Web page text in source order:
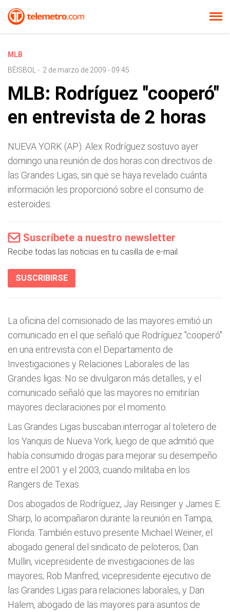
MLB
BÉISBOL
- 2 de marzo de 2009 - 09:45
MLB: Rodríguez "cooperó"
en entrevista de 2 horas
NUEVA YORK (AP). Alex Rodríguez sostuvo ayer
domingo una reunión de dos horas con directivos de
las Grandes Ligas, sin que se haya revelado cuánta
información les proporcionó sobre el consumo de
esteroides.
Suscríbete a nuestro newsletter
Recibe todas las noticias en tu casilla de e-mail.
SUSCRIBIRSE
La oficina del comisionado de las mayores emitió un
comunicado en el que señaló que Rodríguez "cooperó"
en una entrevista con el Departamento de
Investigaciones y Relaciones Laborales de las
Grandes ligas. No se divulgaron más detalles, y el
comunicado señaló que las mayores no emitirían
mayores declaraciones por el momento.
Las Grandes Ligas buscaban interrogar al toletero de
los Yanquis de Nueva York, luego de que admitió que
había consumido drogas para mejorar su desempeño
entre el 2001 y el 2003, cuando militaba en los
Rangers de Texas.
Dos abogados de Rodríguez, Jay Reisinger y James E.
Sharp, lo acompañaron durante la reunión en Tampa,
Florida. También estuvo presente Michael Weiner, el
abogado general del sindicato de peloteros; Dan
Mullin, vicepresidente de investigaciones de las
mayores; Rob Manfred, vicepresidente ejecutivo de
las Grandes Ligas para relaciones laborales, y Dan
Halem, abogado de las mayores para asuntos de